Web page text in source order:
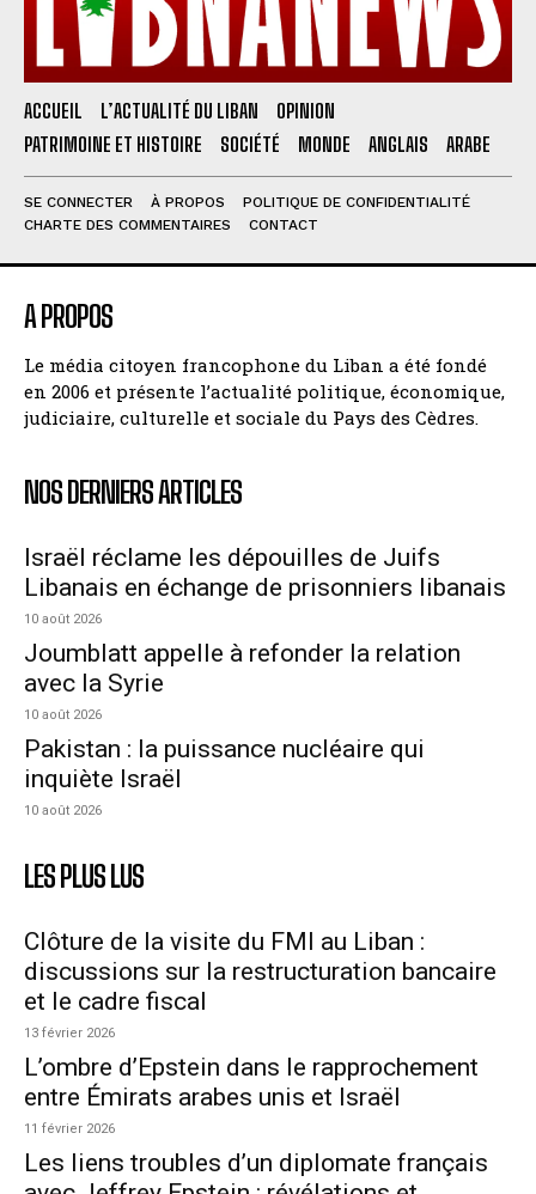
ACCUEIL L’ACTUALITÉ DU LIBAN
OPINION
PATRIMOINE ET HISTOIRE
SOCIÉTÉ MONDE ANGLAIS ARABE
SE CONNECTER À PROPOS
POLITIQUE DE CONFIDENTIALITÉ
CHARTE DES COMMENTAIRES
CONTACT
A PROPOS
Le média citoyen francophone du Liban a été fondé
en 2006 et présente l’actualité politique, économique,
judiciaire, culturelle et sociale du Pays des Cèdres.
NOS DERNIERS ARTICLES
Israël réclame les dépouilles de Juifs
Libanais en échange de prisonniers libanais
10 août 2026
Joumblatt appelle à refonder la relation
avec la Syrie
10 août 2026
Pakistan : la puissance nucléaire qui
inquiète Israël
10 août 2026
LES PLUS LUS
Clôture de la visite du FMI au Liban :
discussions sur la restructuration bancaire
et le cadre fiscal
13 février 2026
L’ombre d’Epstein dans le rapprochement
entre Émirats arabes unis et Israël
11 février 2026
Les liens troubles d’un diplomate français